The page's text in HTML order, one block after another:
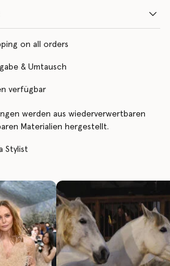
on all orders
& Umtausch
verfügbar
werden aus wiederverwertbaren
Materialien hergestellt.
Stylist